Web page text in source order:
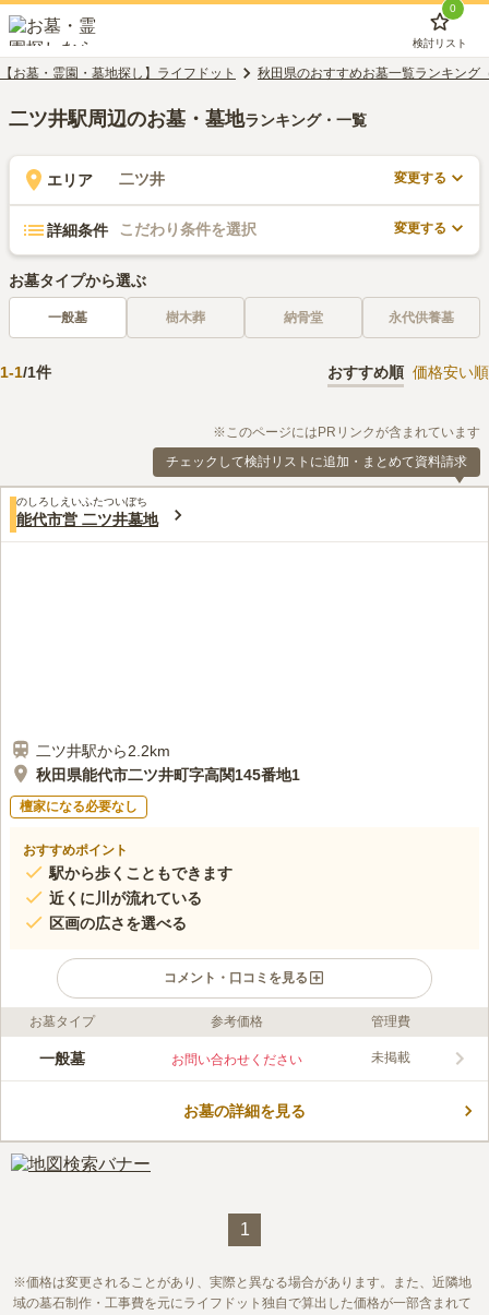
0
検討リスト
【お墓・霊園・墓地探し】ライフドット 秋田県のおすすめお墓一覧ランキング
二ツ井駅周辺のお墓・墓地ランキング・一覧
エリア 二ツ井 変更する
詳細条件 こだわり条件を選択 変更する
お墓タイプから選ぶ
一般墓 樹木葬 納骨堂 永代供養墓
1-1/1件 おすすめ順 価格安い順
※このページにはPRリンクが含まれています
チェックして検討リストに追加・まとめて資料請求
のしろしえいふたついぼち
能代市営 二ツ井墓地
二ツ井駅から2.2km
秋田県能代市二ツ井町字高関145番地1
檀家になる必要なし
おすすめポイント
駅から歩くこともできます
近くに川が流れている
区画の広さを選べる
コメント・口コミを見る
ライフドット編集部のコメント
近くに川が流れている、清々しい風を感じられる市営墓地です。
ができます。 宗教不問なので、無宗教の方や信仰をお持ちの方
参りの買い物を済ませることができ便利です。
口コミ評価
お墓タイプ 参考価格 管理費
一般墓 お問い合わせください 未掲載
お墓の詳細を見る
1
価格は変更されることがあり、実際と異なる場合があります。また、近隣地
域の墓石制作・工事費を元にライフドット独自で算出した価格が一部含まれて